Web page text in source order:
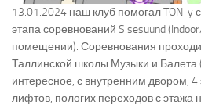
13.01.2024 наш клуб помогал TON-y
этапа соревнований Sisesuund
помещении). Соревнования
Таллинской школы Музыки и Балета
интересное, с внутренним двором,
лифтов, пологих переходов с этажа